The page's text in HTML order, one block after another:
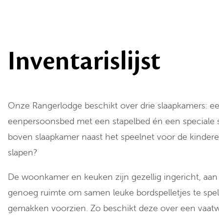
Inventarislijst
Onze Rangerlodge beschikt over drie slaapkamers:
eenpersoonsbed met een stapelbed én een speciale
boven slaapkamer naast het speelnet voor de
slapen?
De woonkamer en keuken zijn gezellig ingericht,
genoeg ruimte om samen leuke bordspelletjes te
gemakken voorzien. Zo beschikt deze over een